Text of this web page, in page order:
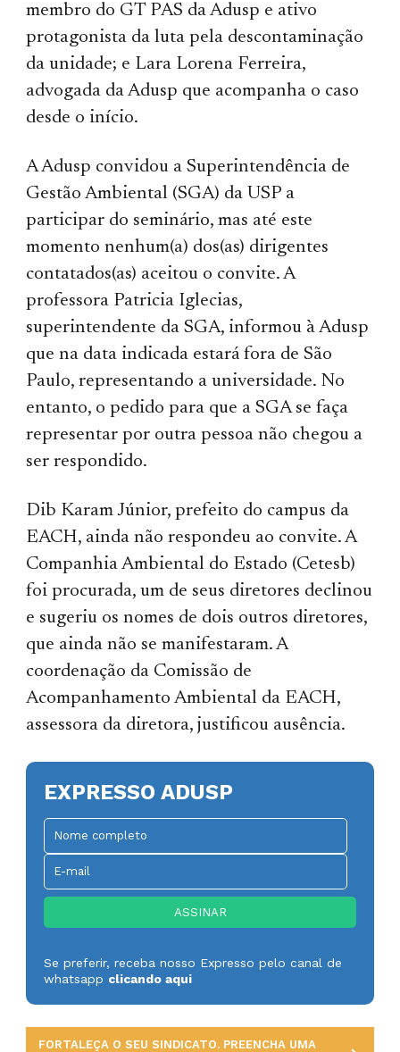
membro do GT PAS da Adusp e ativo
protagonista da luta pela descontaminação
da unidade; e Lara Lorena Ferreira,
advogada da Adusp que acompanha o caso
desde o início.
A Adusp convidou a Superintendência de
Gestão Ambiental (SGA) ​da USP a
participar do seminário, mas até este
momento nenhum(a) dos(as) dirigentes
contatados(as) aceitou o convite. A
professora Patricia Iglecias,
superintendente da SGA, informou à Adusp
que na data indicada estará fora de São
Paulo, representando a universidade. No
entanto, o pedido para que a SGA se faça
representar por outra pessoa não chegou a
ser respondido.
Dib Karam Júnior, prefeito do campus da
EACH, ainda não respondeu ao convite. A
Companhia Ambiental do Estado (Cetesb)
foi procurada, um de seus diretores declinou
e sugeriu os nomes de dois outros diretores,
que ainda não se manifestaram. A
coordenação da Comissão de
Acompanhamento Ambiental da EACH,
assessora da diretora, justificou ausência.
EXPRESSO ADUSP
Se preferir, receba nosso Expresso pelo canal de
whatsapp clicando aqui
FORTALEÇA O SEU SINDICATO. PREENCHA UMA